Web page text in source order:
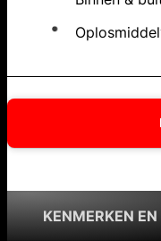
KENMERKEN